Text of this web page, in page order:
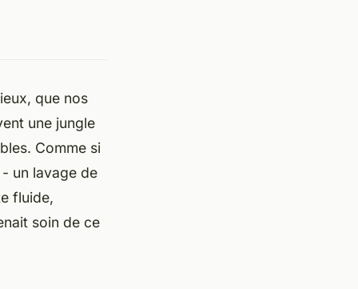
que nos
une jungle
Comme si
un lavage de
fluide,
soin de ce